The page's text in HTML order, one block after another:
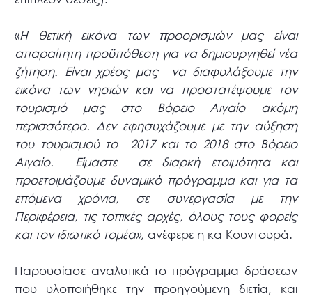
«Η θετική εικόνα των προορισμών μας είναι
απαραίτητη προϋπόθεση για να δημιουργηθεί νέα
ζήτηση. Είναι χρέος μας να διαφυλάξουμε την
εικόνα των νησιών και να προστατέψουμε τον
τουρισμό μας στο Βόρειο Αιγαίο ακόμη
περισσότερο. Δεν εφησυχάζουμε με την αύξηση
του τουρισμού το 2017 και το 2018 στο Βόρειο
Αιγαίο. Είμαστε σε διαρκή ετοιμότητα και
προετοιμάζουμε δυναμικό πρόγραμμα και για τα
επόμενα χρόνια, σε συνεργασία με την
Περιφέρεια, τις τοπικές αρχές, όλους τους φορείς
και τον ιδιωτικό τομέα», ανέφερε η κα Κουντουρά.
Παρουσίασε αναλυτικά το πρόγραμμα δράσεων
που υλοποιήθηκε την προηγούμενη διετία, και